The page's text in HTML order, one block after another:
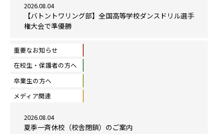
2026.08.04
【バトントワリング部】全国高等学校ダンスドリル選手
権大会で準優勝
重要なお知らせ
在校生・保護者の方へ
卒業生の方へ
メディア関連
2026.08.04
夏季一斉休校（校舎閉鎖）のご案内